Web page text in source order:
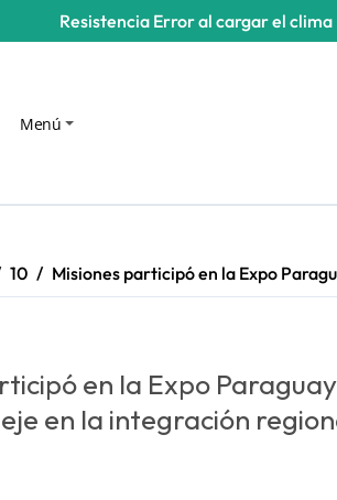
Resistencia Error al cargar el clima
Menú
10 Misiones participó en la Expo
en la Expo
en la integración